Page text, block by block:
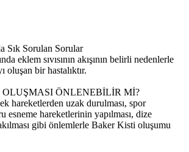
Sık Sorulan Sorular
eklem sıvısının akışının belirli nedenlerle
oluşan bir hastalıktır.
ÖNLENEBİLİR Mİ?
hareketlerden uzak durulması, spor
esneme hareketlerinin yapılması, dize
gibi önlemlerle Baker Kisti oluşumu